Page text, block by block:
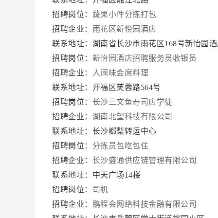
招聘岗位： 蔬果小件分拣打包
招聘企业： 雨花区新怡园酒店
联系地址：湖南省长沙市雨花区168号新怡园
招聘岗位： 新怡园酒店招聘服务员收银员
招聘企业：
人间味会席料理
联系地址：开福区芙蓉路564号
招聘岗位： 长沙三文鱼寿司店学徒
招聘企业： 湖南北望科技有限公司
联系地址：长沙榔梨转运中心
招聘岗位： 分拣员包吃包住
招聘企业： 长沙盛通供应链管理有限公司
联系地址：中天广场14楼
招聘岗位： 司机
招聘企业： 鹏程会网络科技金融有限公司